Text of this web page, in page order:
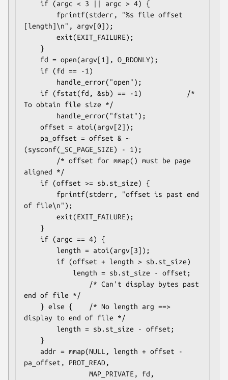
[length]\n", argv[0]);
To obtain file size */
(sysconf(_SC_PAGE_SIZE) - 1);
aligned */
of file\n");
end of file */
display to end of file */
pa_offset, PROT_READ,